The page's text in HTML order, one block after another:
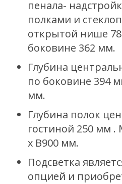
пенала-
полками и
открытой нише
боковине 362 мм.
Глубина
по боковине 394
мм.
Глубина полок
гостиной 250 мм .
х В900 мм.
Подсветка
опцией и